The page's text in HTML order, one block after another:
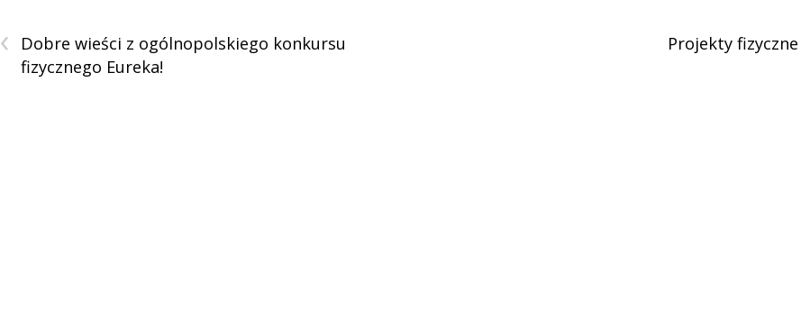
‹
Dobre wieści z ogólnopolskiego konkursu
fizycznego Eureka!
Projekty fizyczne